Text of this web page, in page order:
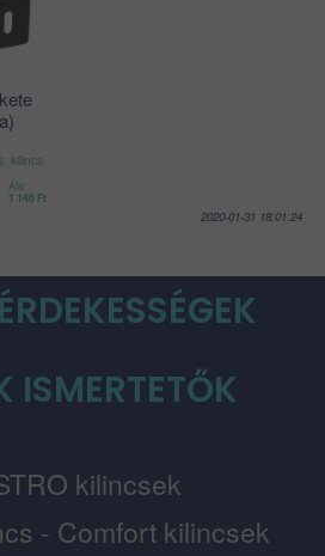
Áfa:
1 146 Ft
2020-01-31 18:01:24
ISMERTETŐK
kilincsek
- Comfort kilincsek